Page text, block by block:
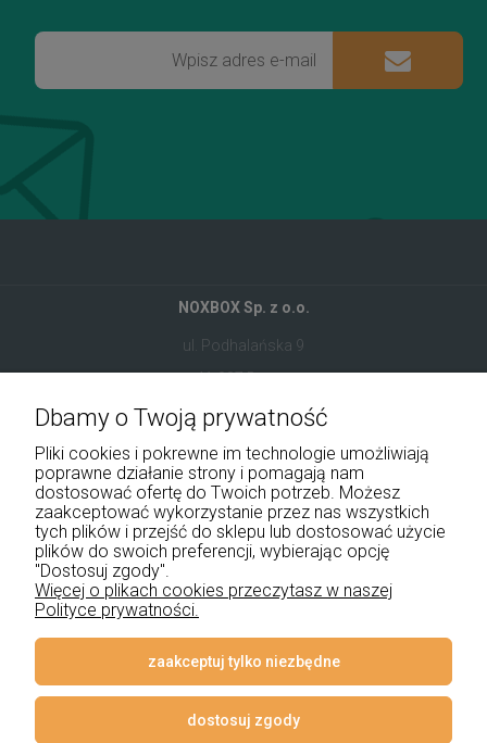
NOXBOX Sp. z o.o.
ul. Podhalańska 9
41-907 Bytom
+48 534 555 344
sklep@noxbox.pl
Pomoc
Płatności i dostawa
Informacje
Dbamy o Twoją prywatność
Pliki cookies i pokrewne im technologie umożliwiają
poprawne działanie strony i pomagają nam
dostosować ofertę do Twoich potrzeb. Możesz
zaakceptować wykorzystanie przez nas wszystkich
tych plików i przejść do sklepu lub dostosować użycie
plików do swoich preferencji, wybierając opcję
"Dostosuj zgody".
Więcej o plikach cookies przeczytasz w naszej
Polityce prywatności.
zaakceptuj tylko niezbędne
dostosuj zgody